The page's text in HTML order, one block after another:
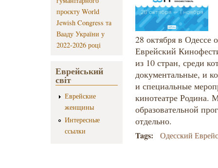
проєкту World
Jewish Congress та
Вааду України у
2022-2026 році
Еврейський
світ
Еврейские
женщины
Интересные
ссылки
28 октября в Одессе
Еврейский
из 10 стран, среди
документальные, и
и специальные
кинотеатре Родина.
образовательной
отдельно.
Tags: Одесский